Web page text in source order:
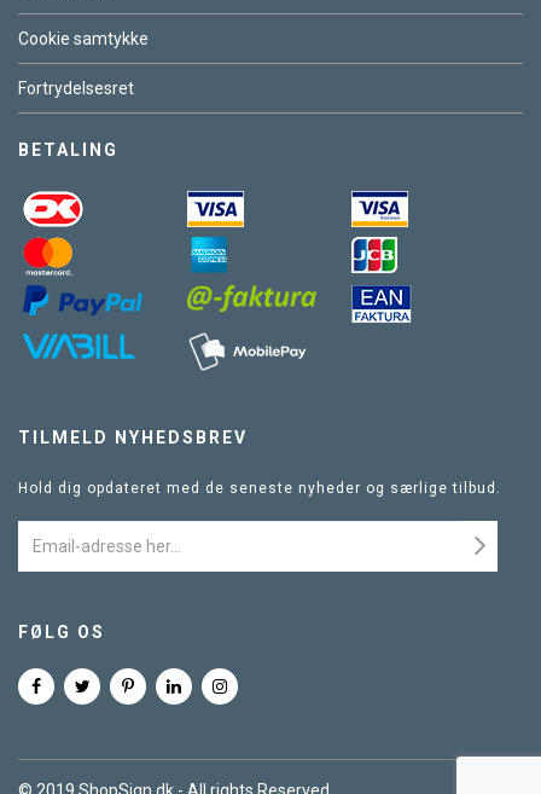
Cookie samtykke
Fortrydelsesret
BETALING
TILMELD NYHEDSBREV
Hold dig opdateret med de seneste nyheder og særlige tilbud.
FØLG OS
© 2019 ShopSign.dk - All rights Reserved